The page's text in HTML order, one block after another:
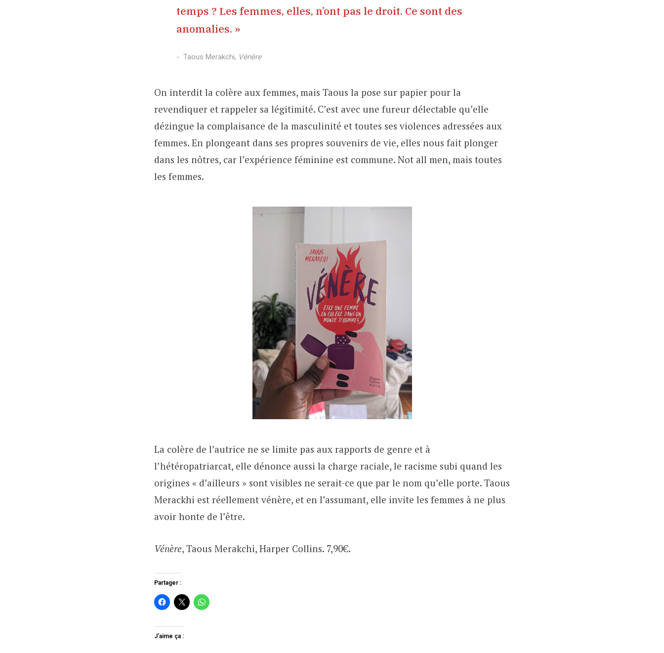
temps ? Les femmes, elles, n’ont pas le droit. Ce sont des
anomalies. »
Taous Merakchi, Vénère
On interdit la colère aux femmes, mais Taous la pose sur papier pour la
revendiquer et rappeler sa légitimité. C’est avec une fureur délectable qu’elle
dézingue la complaisance de la masculinité et toutes ses violences adressées aux
femmes. En plongeant dans ses propres souvenirs de vie, elles nous fait plonger
dans les nôtres, car l’expérience féminine est commune. Not all men, mais toutes
les femmes.
La colère de l’autrice ne se limite pas aux rapports de genre et à
l’hétéropatriarcat, elle dénonce aussi la charge raciale, le racisme subi quand les
origines « d’ailleurs » sont visibles ne serait-ce que par le nom qu’elle porte. Taous
Merackhi est réellement vénère, et en l’assumant, elle invite les femmes à ne plus
avoir honte de l’être.
Vénère, Taous Merakchi, Harper Collins. 7,90€.
Partager :
J’aime ça :